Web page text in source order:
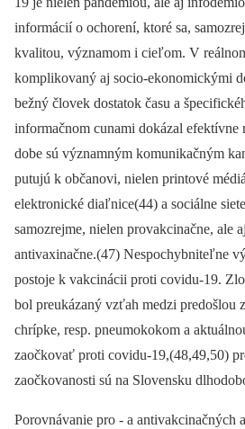
informácií o ochorení, ktoré sa,
kvalitou, významom i cieľom. V
komplikovaný aj socio-ekonomickými
bežný človek dostatok času a
informačnom cunami dokázal
dobe sú významným komunikačným
putujú k občanovi, nielen printové
elektronické diaľnice(44) a sociálne
samozrejme, nielen provakcinačne, ale
antivaxinačne.(47) Nespochybniteľne
postoje k vakcinácii proti covidu-19.
bol preukázaný vzťah medzi predošlou
chrípke, resp. pneumokokom a
zaočkovať proti covidu-19,(48,49,50)
zaočkovanosti sú na Slovensku
Porovnávanie pro -⁠ a antivakcinačných